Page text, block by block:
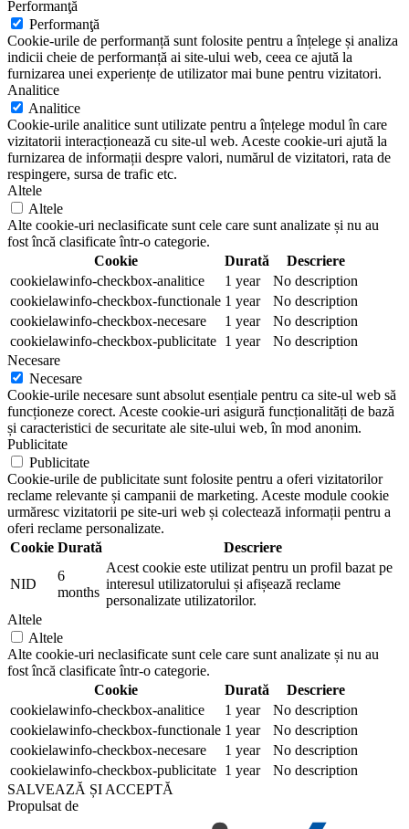
Performanţă
Performanţă
Cookie-urile de performanță sunt folosite pentru a înțelege și analiza
indicii cheie de performanță ai site-ului web, ceea ce ajută la
furnizarea unei experiențe de utilizator mai bune pentru vizitatori.
Analitice
Analitice
Cookie-urile analitice sunt utilizate pentru a înțelege modul în care
vizitatorii interacționează cu site-ul web. Aceste cookie-uri ajută la
furnizarea de informații despre valori, numărul de vizitatori, rata de
respingere, sursa de trafic etc.
Altele
Altele
Alte cookie-uri neclasificate sunt cele care sunt analizate și nu au
fost încă clasificate într-o categorie.
Cookie
Durată
Descriere
cookielawinfo-checkbox-analitice
1 year
No description
cookielawinfo-checkbox-functionale 1 year
No description
cookielawinfo-checkbox-necesare
1 year
No description
cookielawinfo-checkbox-publicitate 1 year
No description
Necesare
Necesare
Cookie-urile necesare sunt absolut esențiale pentru ca site-ul web să
funcționeze corect. Aceste cookie-uri asigură funcționalități de bază
și caracteristici de securitate ale site-ului web, în mod anonim.
Publicitate
Publicitate
Cookie-urile de publicitate sunt folosite pentru a oferi vizitatorilor
reclame relevante și campanii de marketing. Aceste module cookie
urmăresc vizitatorii pe site-uri web și colectează informații pentru a
oferi reclame personalizate.
Cookie Durată Descriere
NID
6
months
Acest cookie este utilizat pentru un profil bazat pe
interesul utilizatorului și afișează reclame
personalizate utilizatorilor.
Altele
Altele
Alte cookie-uri neclasificate sunt cele care sunt analizate și nu au
fost încă clasificate într-o categorie.
Cookie
Durată
Descriere
cookielawinfo-checkbox-analitice
1 year
No description
cookielawinfo-checkbox-functionale 1 year
No description
cookielawinfo-checkbox-necesare
1 year
No description
cookielawinfo-checkbox-publicitate 1 year
No description
SALVEAZĂ ȘI ACCEPTĂ
Propulsat de